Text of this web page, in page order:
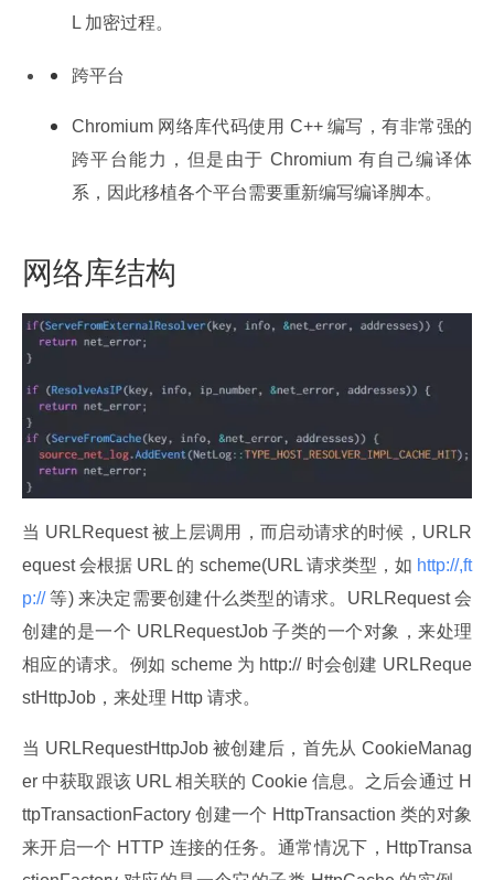
L 加密过程。
跨平台
Chromium 网络库代码使用 C++ 编写，有非常强的
跨平台能力，但是由于 Chromium 有自己编译体
系，因此移植各个平台需要重新编写编译脚本。
网络库结构
当 URLRequest 被上层调用，而启动请求的时候，URLR
equest 会根据 URL 的 scheme(URL 请求类型，如 http://,ft
p:// 等) 来决定需要创建什么类型的请求。URLRequest 会
创建的是一个 URLRequestJob 子类的一个对象，来处理
相应的请求。例如 scheme 为 http:// 时会创建 URLReque
stHttpJob，来处理 Http 请求。
当 URLRequestHttpJob 被创建后，首先从 CookieManag
er 中获取跟该 URL 相关联的 Cookie 信息。之后会通过 H
ttpTransactionFactory 创建一个 HttpTransaction 类的对象
来开启一个 HTTP 连接的任务。通常情况下，HttpTransa